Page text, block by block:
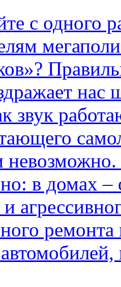
с одного
нас
звук
в домах
и